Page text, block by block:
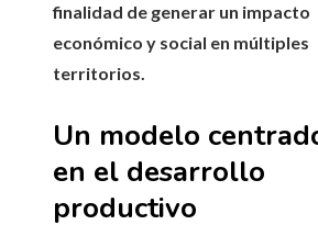
finalidad de generar un impacto
económico y social en múltiples
territorios.
Un modelo
en el desarrollo
productivo